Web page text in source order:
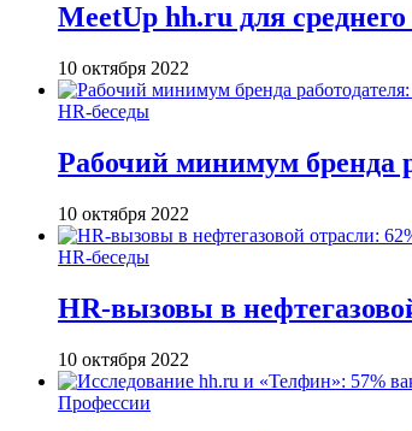
MeetUp hh.ru для
10 октября 2022
HR-беседы
Рабочий минимум бренда
10 октября 2022
HR-беседы
HR-вызовы в
10 октября 2022
Профессии